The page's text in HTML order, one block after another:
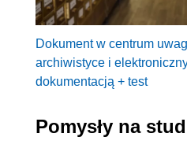
Dokument w centrum
archiwistyce i
dokumentacją + test
Pomysły na